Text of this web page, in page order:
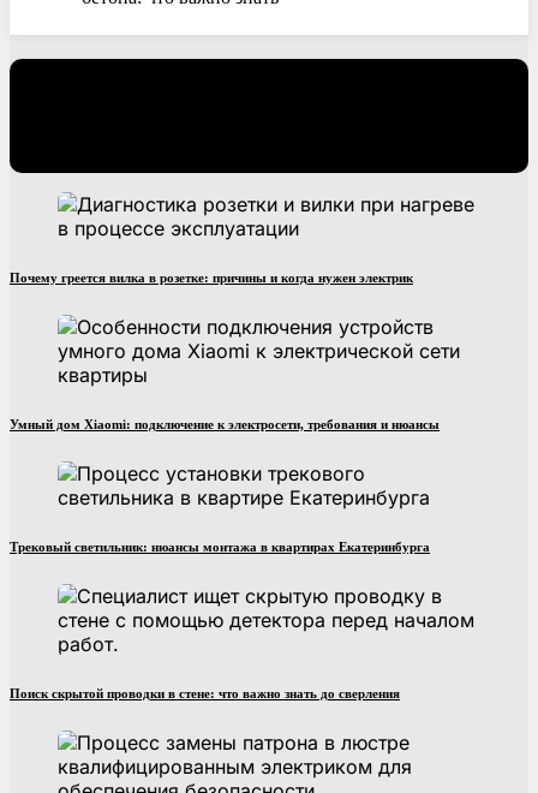
Почему греется вилка в розетке: причины и когда нужен электрик
Умный дом Xiaomi: подключение к электросети, требования и нюансы
Трековый светильник: нюансы монтажа в квартирах Екатеринбурга
Поиск скрытой проводки в стене: что важно знать до сверления